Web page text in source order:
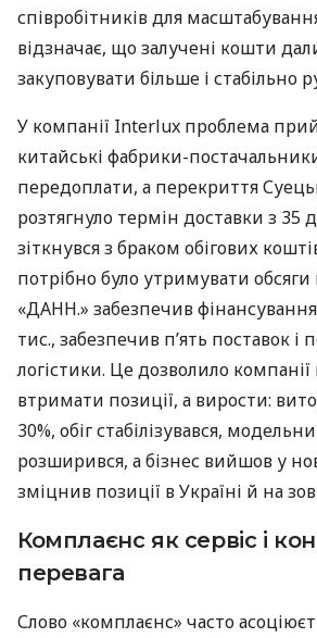
співробітників для
відзначає, що залучені кошти
закуповувати більше і стабільно
У компанії Interlux проблема
китайські фабрики-
передоплати, а перекриття
розтягнуло термін доставки з 35
зіткнувся з браком обігових
потрібно було утримувати
«ДАНН.» забезпечив
тис., забезпечив п’ять поставок і
логістики. Це дозволило
втримати позиції, а вирости:
30%, обіг стабілізувався,
розширився, а бізнес вийшов у
зміцнив позиції в Україні й на
Комплаєнс як сервіс і
перевага
Слово «комплаєнс» часто